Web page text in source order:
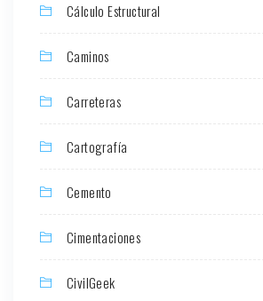
Cálculo Estructural
Caminos
Carreteras
Cartografía
Cemento
Cimentaciones
CivilGeek